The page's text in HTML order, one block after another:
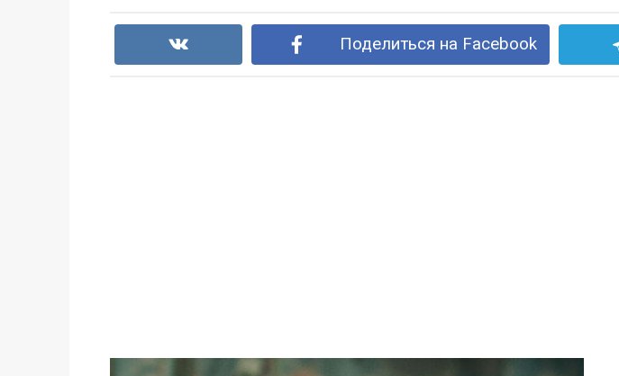
Поделиться на Facebook